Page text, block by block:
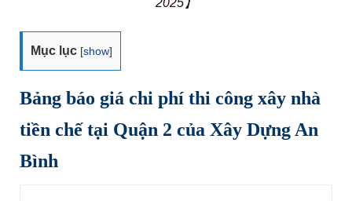
2025】
Mục lục [show]
Bảng báo giá chi phí thi công xây nhà
tiền chế tại Quận 2 của Xây Dựng An
Bình